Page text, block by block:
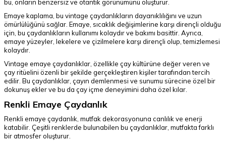
bu, onların benzersiz ve otantik görünümünü oluşturur.
Emaye kaplama, bu vintage çaydanlıkların dayanıklılığını ve uzun
ömürlülüğünü sağlar. Emaye, sıcaklık değişimlerine karşı dirençli olduğu
için, bu çaydanlıkların kullanımı kolaydır ve bakımı basittir. Ayrıca,
emaye yüzeyler, lekelere ve çizilmelere karşı dirençli olup, temizlemesi
kolaydır.
Vintage emaye çaydanlıklar, özellikle çay kültürüne değer veren ve
çay ritüelini özenli bir şekilde gerçekleştiren kişiler tarafından tercih
edilir. Bu çaydanlıklar, çayın demlenmesi ve sunumu sürecine özel bir
dokunuş ekler ve bu da çay içme deneyimini daha özel kılar.
Renkli Emaye Çaydanlık
Renkli emaye çaydanlık, mutfak dekorasyonuna canlılık ve enerji
katabilir. Çeşitli renklerde bulunabilen bu çaydanlıklar, mutfakta farklı
bir atmosfer oluşturur.